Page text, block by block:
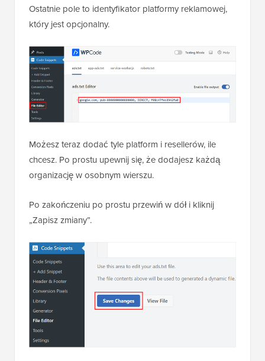
Ostatnie pole to identyfikator platformy reklamowej,
który jest opcjonalny.
Możesz teraz dodać tyle platform i resellerów, ile
chcesz. Po prostu upewnij się, że dodajesz każdą
organizację w osobnym wierszu.
Po zakończeniu po prostu przewiń w dół i kliknij
„Zapisz zmiany”.